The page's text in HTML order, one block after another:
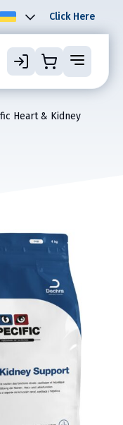
Click Here
Heart & Kidney